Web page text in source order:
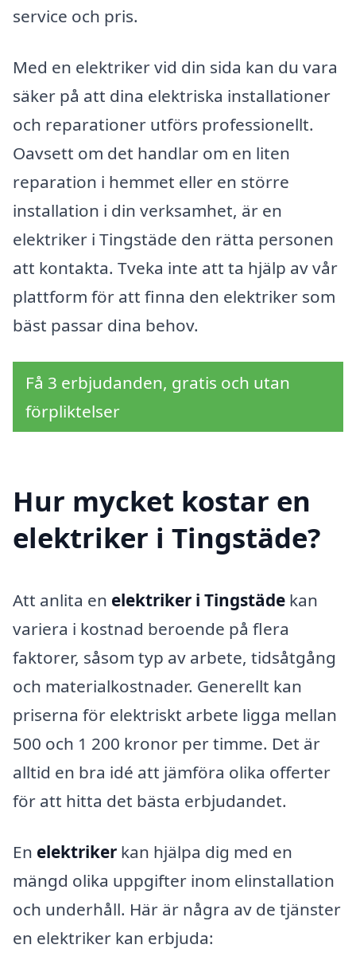
service och pris.
Med en elektriker vid din sida kan du vara
säker på att dina elektriska installationer
och reparationer utförs professionellt.
Oavsett om det handlar om en liten
reparation i hemmet eller en större
installation i din verksamhet, är en
elektriker i Tingstäde den rätta personen
att kontakta. Tveka inte att ta hjälp av vår
plattform för att finna den elektriker som
bäst passar dina behov.
Få 3 erbjudanden, gratis och utan
förpliktelser
Hur mycket kostar en
elektriker i Tingstäde?
Att anlita en elektriker i Tingstäde kan
variera i kostnad beroende på flera
faktorer, såsom typ av arbete, tidsåtgång
och materialkostnader. Generellt kan
priserna för elektriskt arbete ligga mellan
500 och 1 200 kronor per timme. Det är
alltid en bra idé att jämföra olika offerter
för att hitta det bästa erbjudandet.
En elektriker kan hjälpa dig med en
mängd olika uppgifter inom elinstallation
och underhåll. Här är några av de tjänster
en elektriker kan erbjuda: